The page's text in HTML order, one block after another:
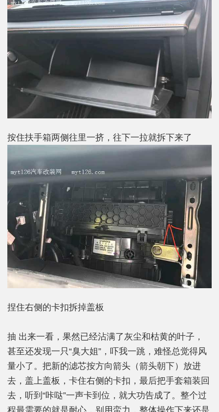
按住扶手箱两侧往里一挤，往下一拉就拆下来了
捏住右侧的卡扣拆掉盖板
抽 出来一看，果然已经沾满了灰尘和枯黄的叶子，
甚至还发现一只“臭大姐”，吓我一跳，难怪总觉得风
量小了。把新的滤芯按方向箭头（箭头朝下）放进
去，盖上盖板，卡住右侧的卡扣，最后把手套箱装回
去，听到“咔哒”一声卡到位，就大功告成了。整个过
程最需要的就是耐心，别用蛮力，整体操作下来还是